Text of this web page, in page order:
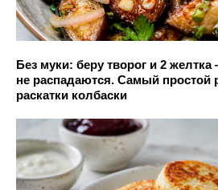
Без муки: беру творог и 2
не распадаются. Самый простой
раскатки колбаски